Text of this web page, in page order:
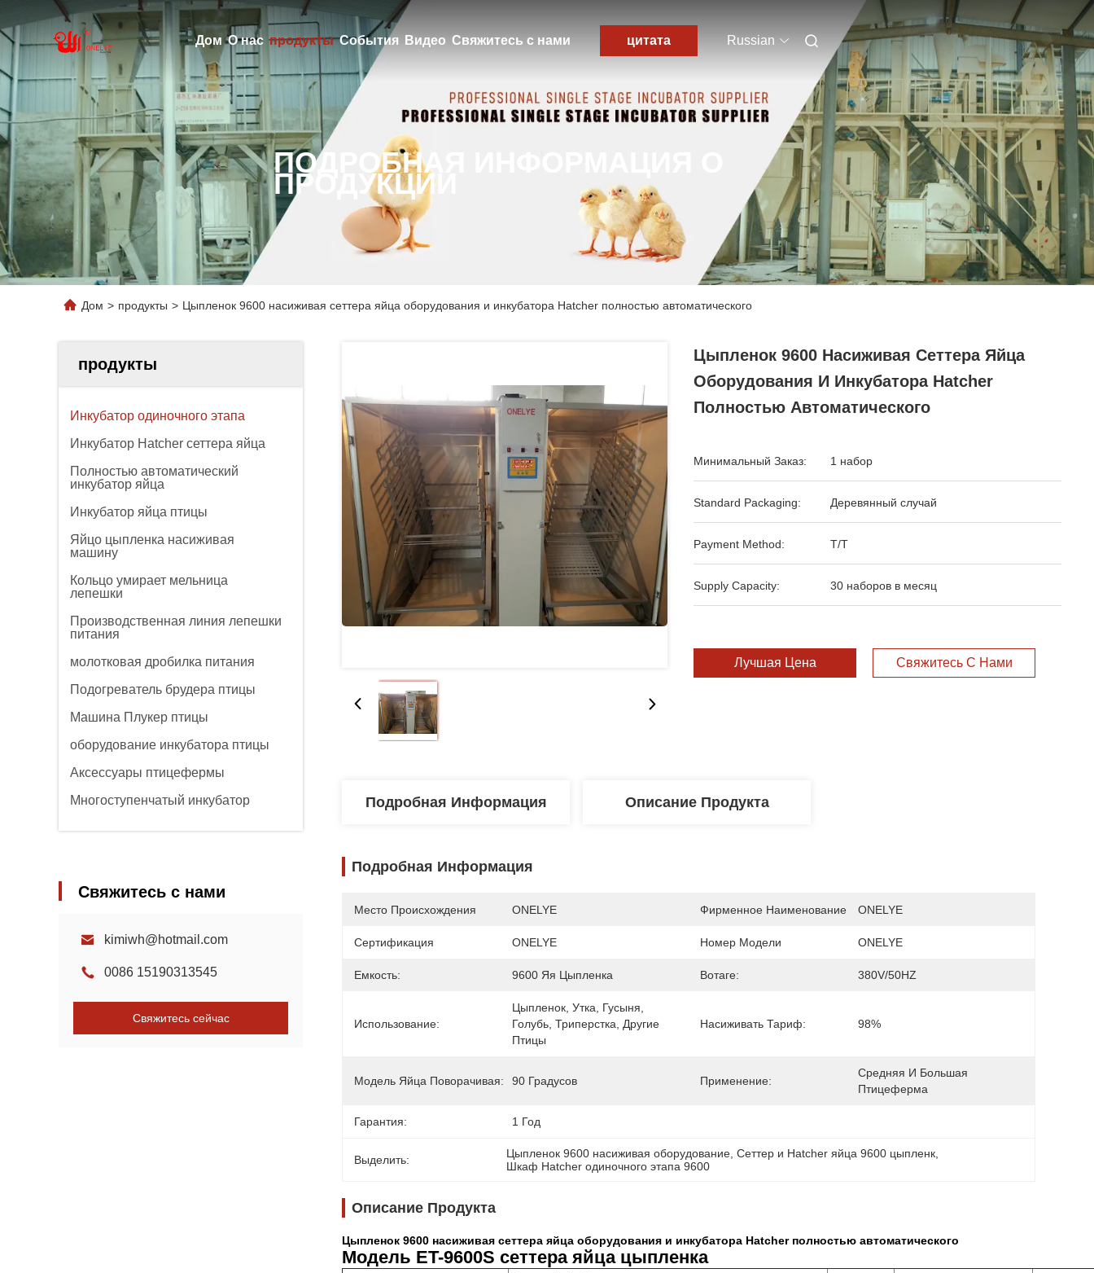
Дом О нас продукты События Видео Свяжитесь с нами цитата Russian
ПОДРОБНАЯ ИНФОРМАЦИЯ О
ПРОДУКЦИИ
Дом > продукты > Цыпленок 9600 насиживая сеттера яйца оборудования и инкубатора Hatcher полностью автоматического
продукты
Инкубатор одиночного этапа
Инкубатор Hatcher сеттера яйца
Полностью автоматический
инкубатор яйца
Инкубатор яйца птицы
Яйцо цыпленка насиживая
машину
Кольцо умирает мельница
лепешки
Производственная линия лепешки
питания
молотковая дробилка питания
Подогреватель брудера птицы
Машина Плукер птицы
оборудование инкубатора птицы
Аксессуары птицефермы
Многоступенчатый инкубатор
Свяжитесь с нами
kimiwh@hotmail.com
0086 15190313545
Свяжитесь сейчас
Цыпленок 9600 Насиживая Сеттера Яйца
Оборудования И Инкубатора Hatcher
Полностью Автоматического
Минимальный Заказ: 1 набор
Standard Packaging: Деревянный случай
Payment Method: T/T
Supply Capacity: 30 наборов в месяц
Лучшая Цена Свяжитесь С Нами
Подробная Информация Описание Продукта
Подробная Информация
Место Происхождения ONELYE Фирменное Наименование ONELYE
Сертификация ONELYE Номер Модели ONELYE
Емкость: 9600 Яя Цыпленка Вотаге: 380V/50HZ
Использование:
Цыпленок, Утка, Гусыня,
Голубь, Триперстка, Другие
Птицы
Насиживать Тариф: 98%
Модель Яйца Поворачивая: 90 Градусов Применение:
Средняя И Большая
Птицеферма
Гарантия: 1 Год
Выделить: Цыпленок 9600 насиживая оборудование , Сеттер и Hatcher яйца 9600 цыпленк
Шкаф Hatcher одиночного этапа 9600
Описание Продукта
Цыпленок 9600 насиживая сеттера яйца оборудования и инкубатора Hatcher полностью автоматического
Модель ET-9600S сеттера яйца цыпленка